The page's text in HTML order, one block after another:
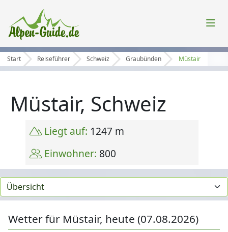
Start Reiseführer Schweiz Graubünden Müstair
Müstair, Schweiz
Liegt auf: 1247 m
Einwohner: 800
Wetter für Müstair, heute (07.08.2026)